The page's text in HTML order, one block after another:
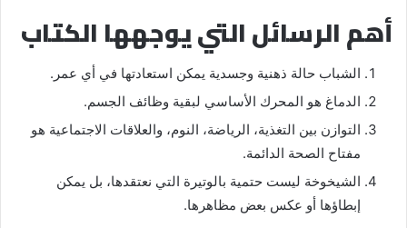
أهم الرسائل التي يوجهها الكتاب
الشباب حالة ذهنية وجسدية يمكن استعادتها في أي عمر.
الدماغ هو المحرك الأساسي لبقية وظائف الجسم.
التوازن بين التغذية، الرياضة، النوم، والعلاقات الاجتماعية هو
مفتاح الصحة الدائمة.
الشيخوخة ليست حتمية بالوتيرة التي نعتقدها، بل يمكن
إبطاؤها أو عكس بعض مظاهرها.